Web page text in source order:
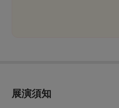
展演須知